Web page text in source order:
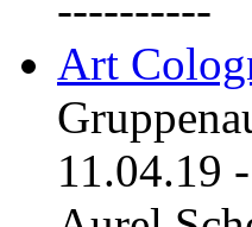
Art
11.04.19 -